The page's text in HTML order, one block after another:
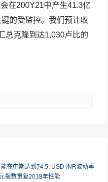
在200Y21中产生41.3亿
的受监控。我们预计收
总克隆到达1,030卢比的